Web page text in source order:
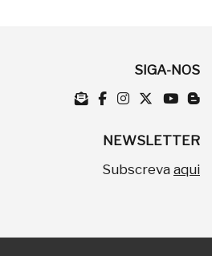
SIGA-NOS
NEWSLETTER
Subscreva aqui